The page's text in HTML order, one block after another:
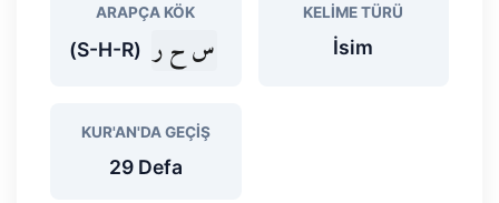
ARAPÇA KÖK
س ح ر (S-H-R)
KELIME TÜRÜ
İsim
KUR'AN'DA GEÇIŞ
29 Defa